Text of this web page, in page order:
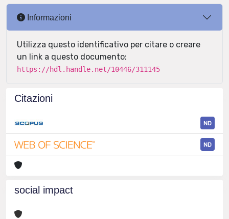
Informazioni
Utilizza questo identificativo per citare o creare
un link a questo documento:
https://hdl.handle.net/10446/311145
Citazioni
ND
ND
social impact